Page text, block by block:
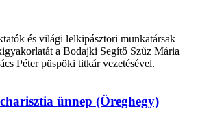
és világi lelkipásztori munkatársak
a Bodajki Segítő Szűz Mária
Péter püspöki titkár vezetésével.
ünnep (Öreghegy)